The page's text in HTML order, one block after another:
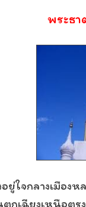
พระธ
ยู่ใจกลางเมือ
เฉียงเหนือต